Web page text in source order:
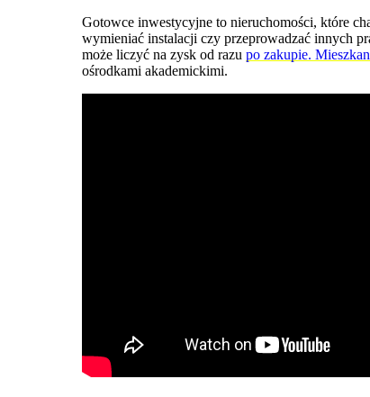
Gotowce inwestycyjne to nieruchomości, które
wymieniać instalacji czy przeprowadzać innych
może liczyć na zysk od razupo zakupie.
ośrodkami akademickimi.